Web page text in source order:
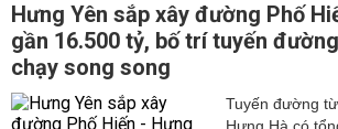
Hưng Yên sắp xây đường Phố
gần 16.500 tỷ, bố trí tuyến
chạy song song
Tuyến đường